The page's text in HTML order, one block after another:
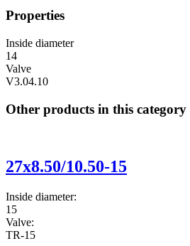
Properties
Inside diameter
14
Valve
V3.04.10
Other products in this category
27x8.50/10.50-15
Inside diameter:
15
Valve:
TR-15